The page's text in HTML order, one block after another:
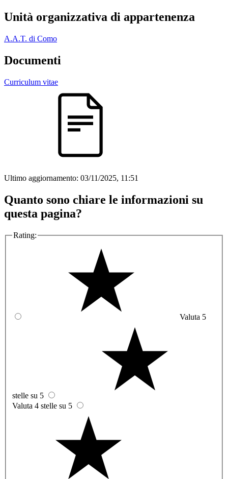
Unità organizzativa di appartenenza
A.A.T. di Como
Documenti
Curriculum vitae
Ultimo aggiornamento: 03/11/2025, 11:51
Quanto sono chiare le informazioni su
questa pagina?
Rating:
Valuta 5
stelle su 5
Valuta 4 stelle su 5